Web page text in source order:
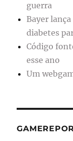
guerra
Bayer
diabetes
Código
esse ano
Um